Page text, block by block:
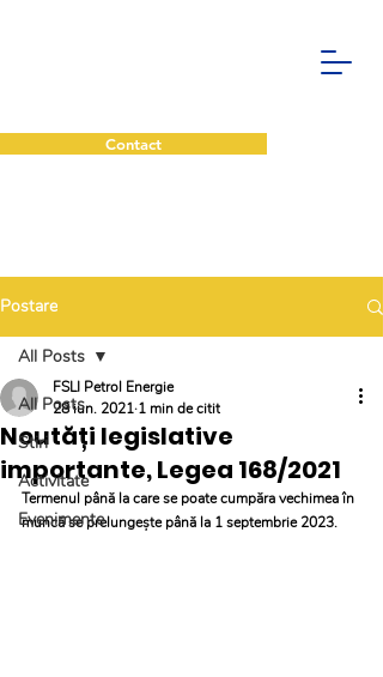
Contact
Postare
All Posts
Stiri
Activitate
Evenimente
All Posts
Noutăți legislative
importante, Legea 168/2021
FSLI Petrol Energie
28 iun. 2021 1 min de citit
Termenul până la care se poate cumpăra vechimea în
muncă se prelungește până la 1 septembrie 2023.